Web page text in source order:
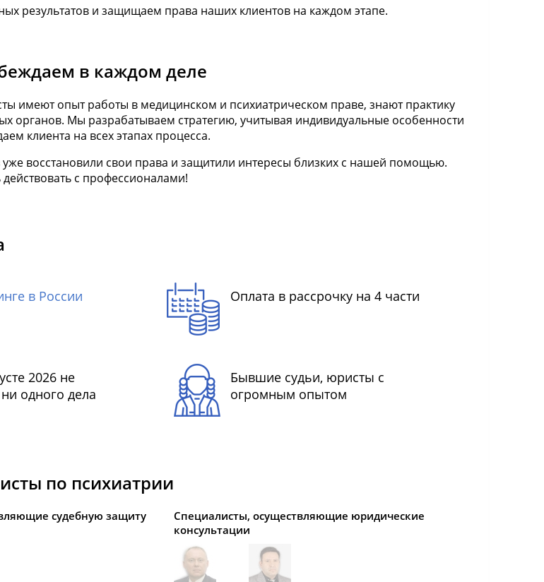
результатов и защищаем права наших клиентов на каждом этапе.
в каждом деле
имеют опыт работы в медицинском и психиатрическом праве, знают практику
органов. Мы разрабатываем стратегию, учитывая индивидуальные особенности
клиента на всех этапах процесса.
восстановили свои права и защитили интересы близких с нашей помощью.
с профессионалами!
в России Оплата в рассрочку на 4 части
2026 не
одного дела
Бывшие судьи, юристы с
огромным опытом
по психиатрии
судебную защиту
Специалисты, осуществляющие юридические
консультации